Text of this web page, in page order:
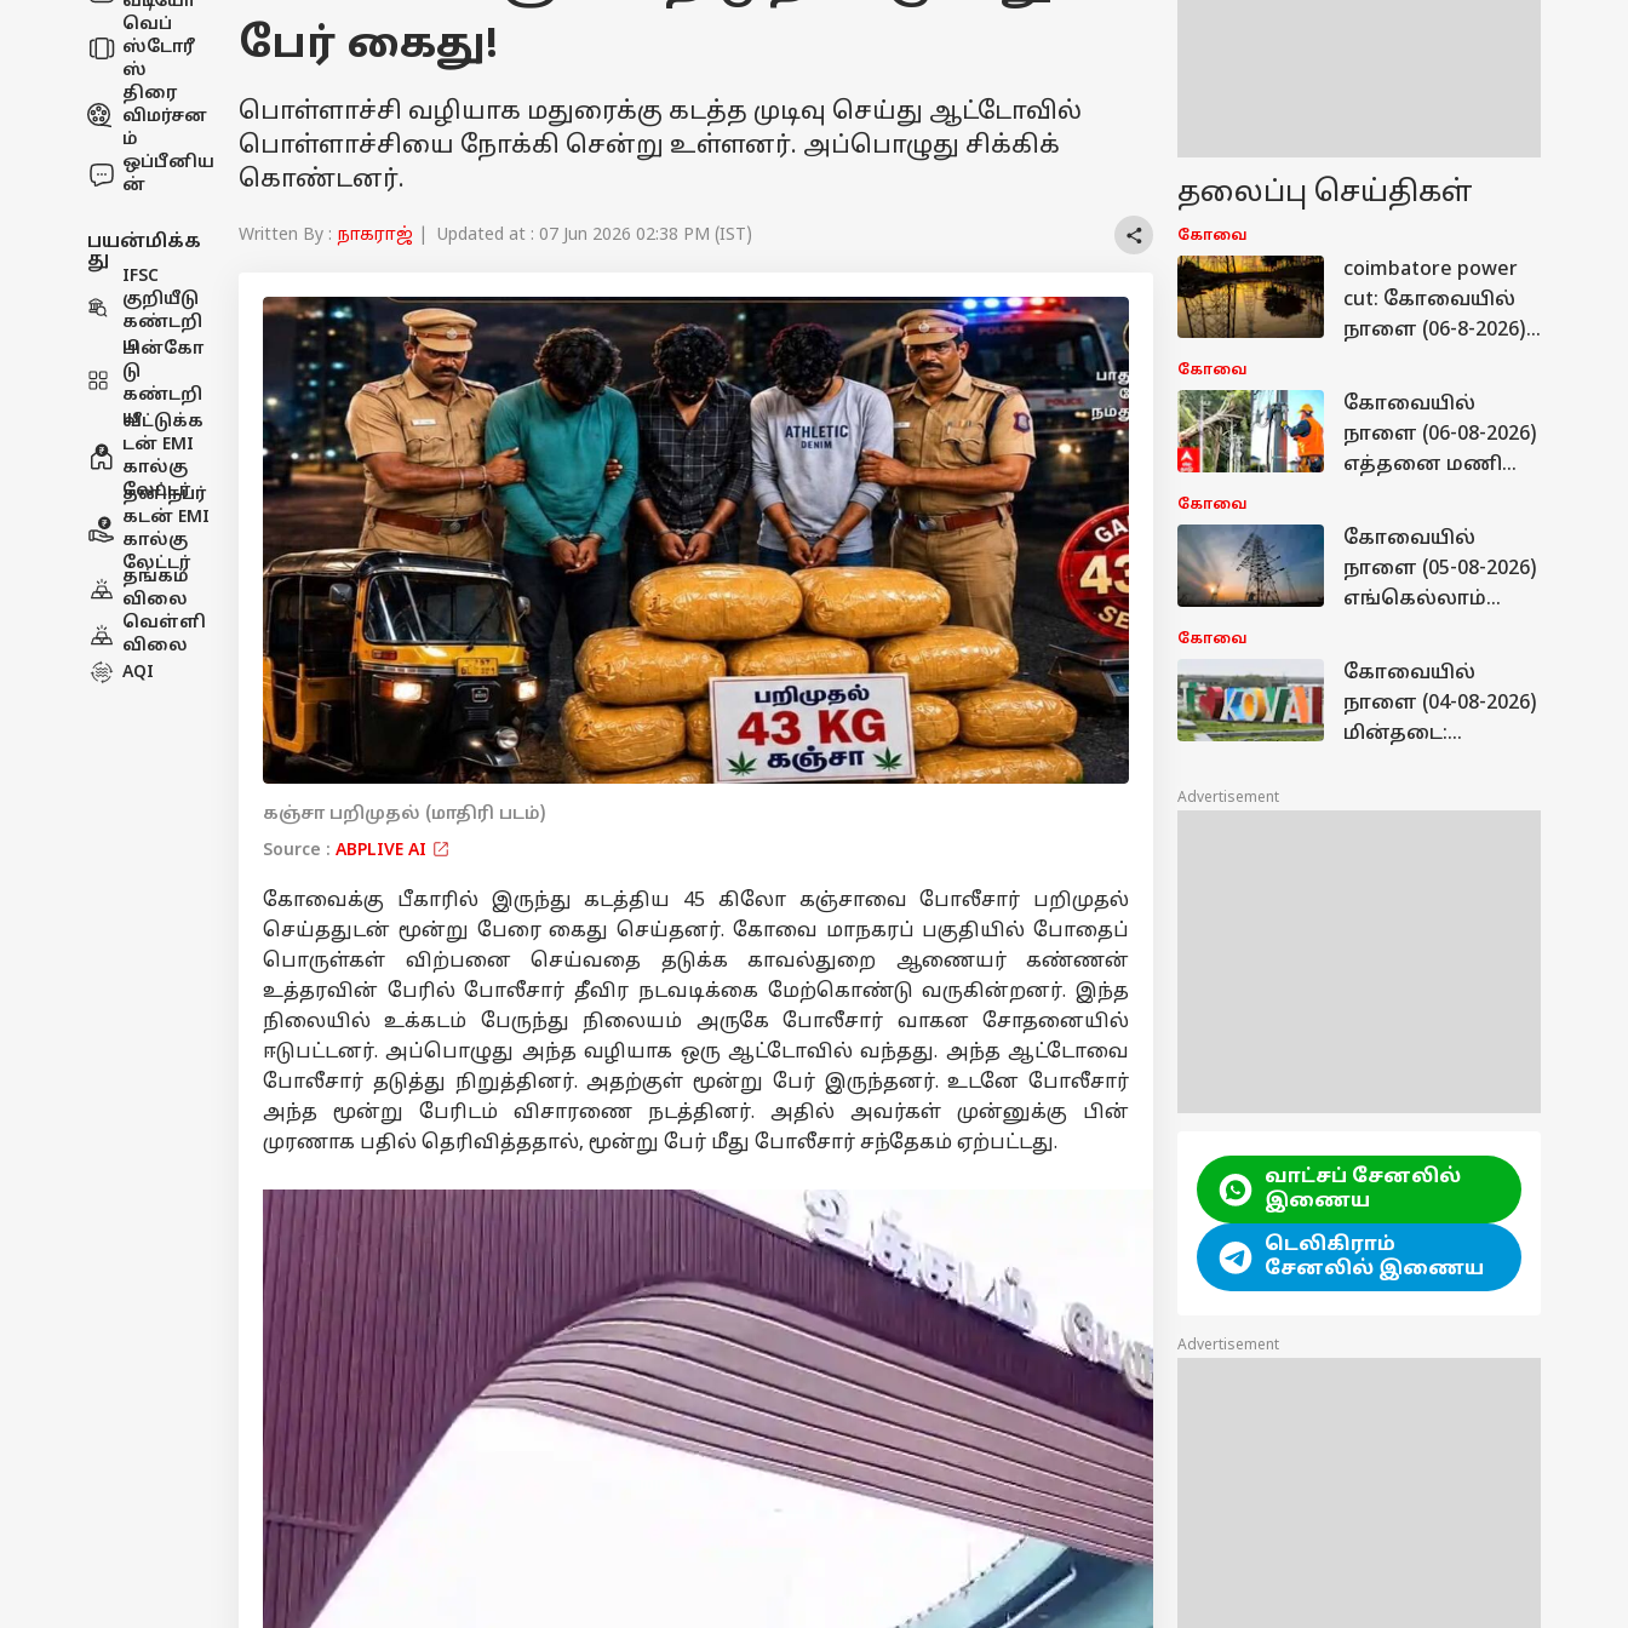
வெப்
ஸ்டோரீ
ஸ்
திரை
விமர்சன
ம்
ஒப்பீனிய
ன்
பயன்மிக்க
து
IFSC
குறியீடு
கண்டறி
ய
பின்கோ
டு
கண்டறி
ய
வீட்டுக்க
டன் EMI
கால்கு
லேட்டர்
தனிநபர்
கடன் EMI
கால்கு
லேட்டர்
தங்கம்
விலை
வெள்ளி
விலை
AQI
பேர் கைது!
பொள்ளாச்சி வழியாக மதுரைக்கு கடத்த முடிவு செய்து ஆட்டோவில்
பொள்ளாச்சியை நோக்கி சென்று உள்ளனர். அப்பொழுது சிக்கிக்
கொண்டனர்.
Written By : நாகராஜ் | Updated at : 07 Jun 2026 02:38 PM (IST)
கஞ்சா பறிமுதல் (மாதிரி படம்)
Source : ABPLIVE AI
கோவைக்கு பீகாரில் இருந்து கடத்திய 45 கிலோ கஞ்சாவை போலீசார் பறிமுதல்
செய்ததுடன் மூன்று பேரை கைது செய்தனர். கோவை மாநகரப் பகுதியில் போதைப்
பொருள்கள் விற்பனை செய்வதை தடுக்க காவல்துறை ஆணையர் கண்ணன்
உத்தரவின் பேரில் போலீசார் தீவிர நடவடிக்கை மேற்கொண்டு வருகின்றனர். இந்த
நிலையில் உக்கடம் பேருந்து நிலையம் அருகே போலீசார் வாகன சோதனையில்
ஈடுபட்டனர். அப்பொழுது அந்த வழியாக ஒரு ஆட்டோவில் வந்தது. அந்த ஆட்டோவை
போலீசார் தடுத்து நிறுத்தினர். அதற்குள் மூன்று பேர் இருந்தனர். உடனே போலீசார்
அந்த மூன்று பேரிடம் விசாரணை நடத்தினர். அதில் அவர்கள் முன்னுக்கு பின்
முரணாக பதில் தெரிவித்ததால், மூன்று பேர் மீது போலீசார் சந்தேகம் ஏற்பட்டது.
தலைப்பு செய்திகள்
கோவை
coimbatore power
cut: கோவையில்
நாளை (06-8-2026)
கரண்ட்
இருக்காது? -
உங்கள் பகுதி
லிஸ்ட்டில்
பாருங்கள்!
கோவை
கோவையில்
நாளை (06-08-2026)
எத்தனை மணி
மின்வாரியம்
அறிக்கை
கோவை
கோவையில்
நாளை (05-08-2026)
எங்கெல்லாம்
மின்வாரியம்
வெளியிட்ட லிஸ்ட்
கோவை
கோவையில்
நாளை (04-08-2026)
மின்தடை:
Advertisement
வாட்சப் சேனலில்
இணைய
டெலிகிராம்
சேனலில் இணைய
Advertisement